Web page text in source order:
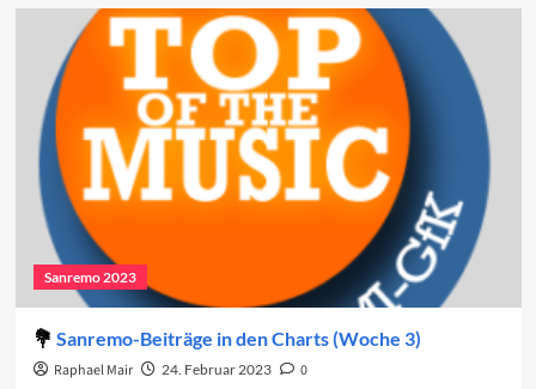
Sanremo 2023
Sanremo-Beiträge in den Charts (Woche 3)
Raphael Mair 24. Februar 2023
0